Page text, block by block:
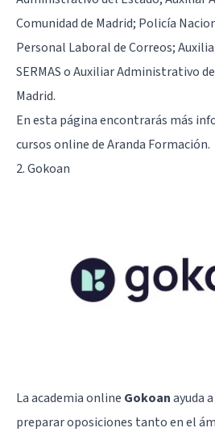
Comunidad de Madrid; Policía
Personal Laboral de Correos;
SERMAS o Auxiliar Administrativo
Madrid.
Enesta páginaencontrarás más
cursos online de Aranda Formación.
2. Gokoan
La academia online Gokoanayuda
preparar oposiciones tanto en el